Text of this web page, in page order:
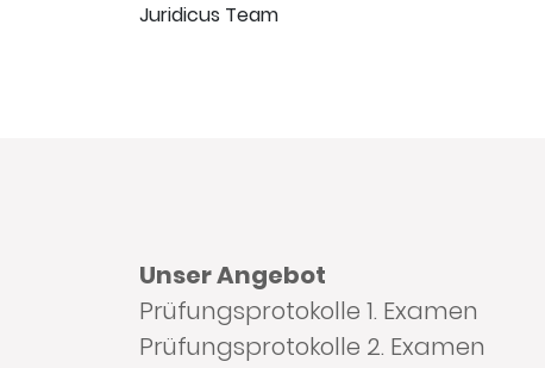
Juridicus Team
Unser Angebot
Prüfungsprotokolle 1. Examen
Prüfungsprotokolle 2. Examen